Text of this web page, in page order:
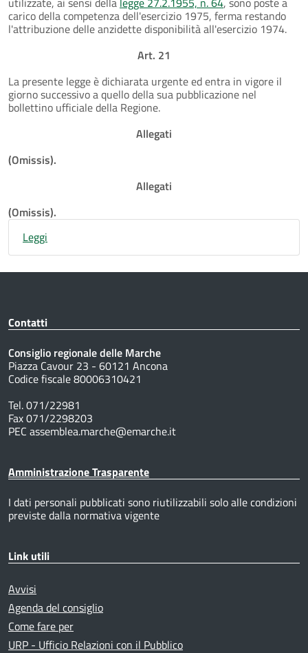
carico della competenza dell'esercizio 1975, ferma restando
l'attribuzione delle anzidette disponibilità all'esercizio 1974.
Art. 21
La presente legge è dichiarata urgente ed entra in vigore il
giorno successivo a quello della sua pubblicazione nel
bollettino ufficiale della Regione.
Allegati
(Omissis).
Allegati
(Omissis).
Leggi
Contatti
Consiglio regionale delle Marche
Piazza Cavour 23 - 60121 Ancona
Codice fiscale 80006310421
Tel. 071/22981
Fax 071/2298203
PEC assemblea.marche@emarche.it
Amministrazione Trasparente
I dati personali pubblicati sono riutilizzabili solo alle condizioni
previste dalla normativa vigente
Link utili
Avvisi
Agenda del consiglio
Come fare per
URP - Ufficio Relazioni con il Pubblico